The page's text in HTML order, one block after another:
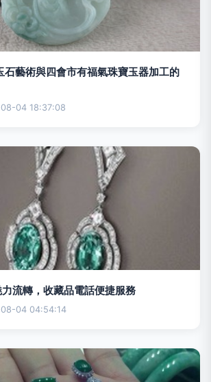
石藝術與四會市有福氣珠寶玉器加工的
04 18:37:08
流轉，收藏品電話便捷服務
04 04:54:14